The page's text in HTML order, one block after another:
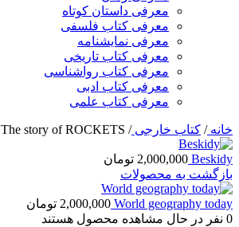
معرفی داستان کوتاه
معرفی کتاب فلسفی
معرفی نمایشنامه
معرفی کتاب تاریخی
معرفی کتاب رواشناسی
معرفی کتاب ادبی
معرفی کتاب علمی
خانه/ کتاب خارجی/
The story of ROCKETS
Beskidy
2,000,000 تومان
بازگشت به محصولات
World geography today
2,000,000 تومان
0 نفر در حال مشاهده محصول هستند